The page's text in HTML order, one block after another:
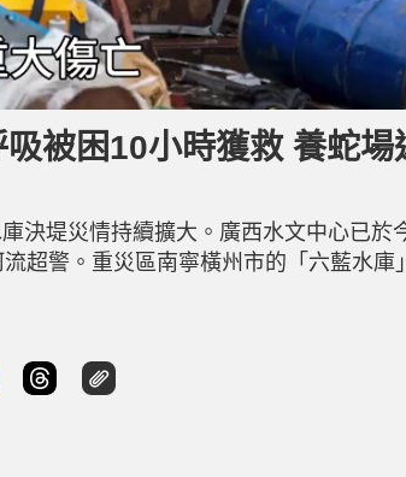
被困10小時獲救 養蛇場
決堤災情持續擴大。廣西水文中心已於
超警。重災區南寧橫州市的「六藍水庫
報，截至7日11時，橫州市受災人數已飆
8人失聯。更雪上加霜的是，雲表鎮鄧